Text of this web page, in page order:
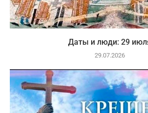
Даты и люди: 29
29.07.2026